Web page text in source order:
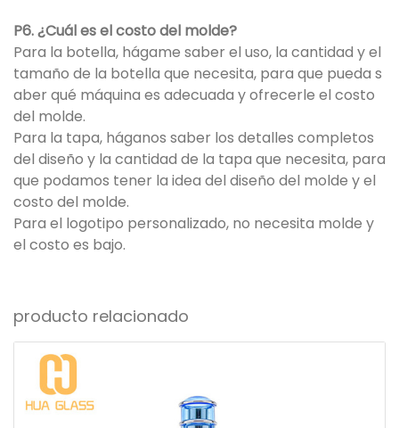
P6. ¿Cuál es el costo del molde?
Para la botella, hágame saber el uso, la cantidad y el
tamaño de la botella que necesita, para que pueda s
aber qué máquina es adecuada y ofrecerle el costo
del molde.
Para la tapa, háganos saber los detalles completos
del diseño y la cantidad de la tapa que necesita, para
que podamos tener la idea del diseño del molde y el
costo del molde.
Para el logotipo personalizado, no necesita molde y
el costo es bajo.
producto relacionado